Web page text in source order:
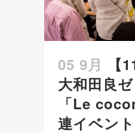
05 9月
【
大和田良
「Le
連イベン